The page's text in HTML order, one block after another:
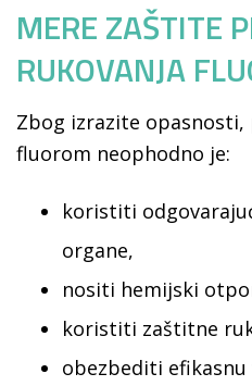
MERE ZAŠTITE
RUKOVANJA
Zbog izrazite
fluorom neophodno je:
koristiti
organe,
nositi hemijski
koristiti zaštitne
obezbediti